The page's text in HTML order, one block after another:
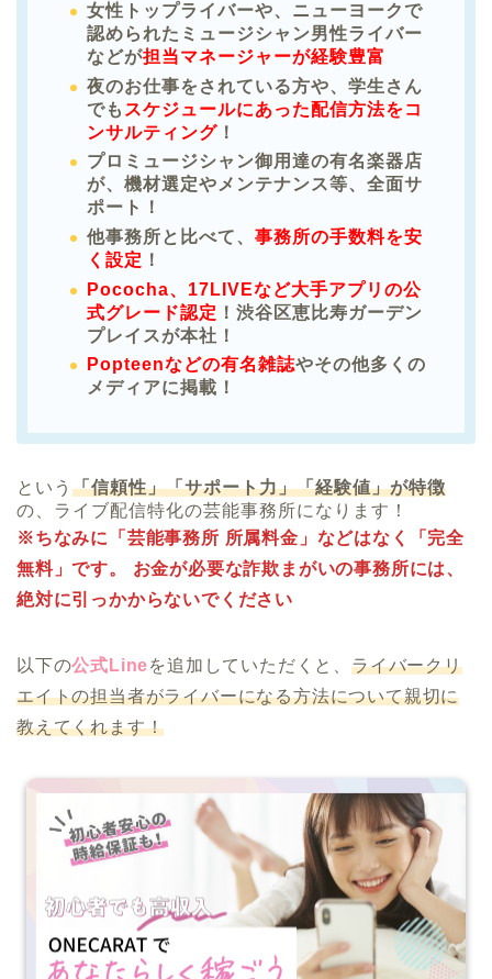
女性トップライバーや、ニューヨークで
認められたミュージシャン男性ライバー
などが担当マネージャーが経験豊富
夜のお仕事をされている方や、学生さん
でも スケジュールにあった配信方法をコ
ンサルティング ！
プロミュージシャン御用達の有名楽器店
が、機材選定やメンテナンス等、全面サ
ポート！
他事務所と比べて、 事務所の手数料を安
く設定 ！
Pococha、17LIVEなど大手アプリの公
式グレード認定 ！渋谷区恵比寿ガーデン
プレイスが本社！
Popteenなどの有名雑誌やその他多くの
メディアに掲載！
という 「信頼性」「サポート力」「経験値」が特徴
の、ライブ配信特化の芸能事務所になります！
※ちなみに「芸能事務所 所属料金」などはなく「完全
無料」です。 お金が必要な詐欺まがいの事務所には、
絶対に引っかからないでください
以下の公式Lineを追加していただくと、ライバークリ
エイトの担当者がライバーになる方法について親切に
教えてくれます！